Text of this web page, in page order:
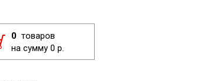
0 товаров
на сумму 0 р.